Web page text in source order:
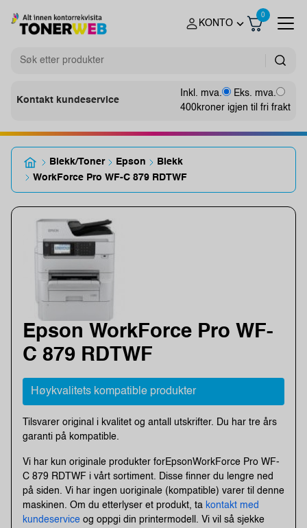
KONTO
0
Kontakt kundeservice
Inkl. mva.
Eks. mva.
400kroner igjen til fri frakt
Blekk/Toner Epson
Blekk
WorkForce Pro WF-C 879 RDTWF
Epson WorkForce Pro WF-
C 879 RDTWF
Høykvalitets kompatible produkter
Tilsvarer original i kvalitet og antall utskrifter. Du har tre års
garanti på kompatible.
Vi har kun originale produkter forEpsonWorkForce Pro WF-
C 879 RDTWF i vårt sortiment. Disse finner du lengre ned
på siden. Vi har ingen uoriginale (kompatible) varer til denne
maskinen. Om du etterlyser et produkt, ta kontakt med
kundeservice og oppgi din printermodell. Vi vil så sjekke